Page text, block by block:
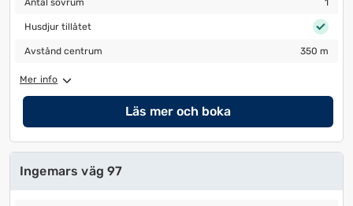
Antal sovrum 1
Husdjur tillåtet
Husdjur tillåtet
Avstånd centrum
Avstånd centrum 350 m
Mer info
Läs mer och boka
Ingemars väg 97